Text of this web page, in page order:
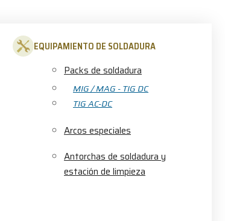
EQUIPAMIENTO DE SOLDADURA
Packs de soldadura
MIG / MAG - TIG DC
TIG AC-DC
Arcos especiales
Antorchas de soldadura y
estación de limpieza